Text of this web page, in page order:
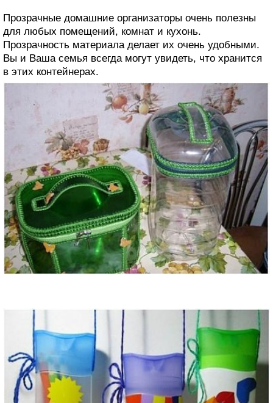
Прозрачные домашние организаторы очень полезны
для любых помещений, комнат и кухонь.
Прозрачность материала делает их очень удобными.
Вы и Ваша семья всегда могут увидеть, что хранится
в этих контейнерах.